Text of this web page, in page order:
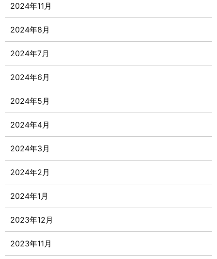
2024年11月
2024年8月
2024年7月
2024年6月
2024年5月
2024年4月
2024年3月
2024年2月
2024年1月
2023年12月
2023年11月